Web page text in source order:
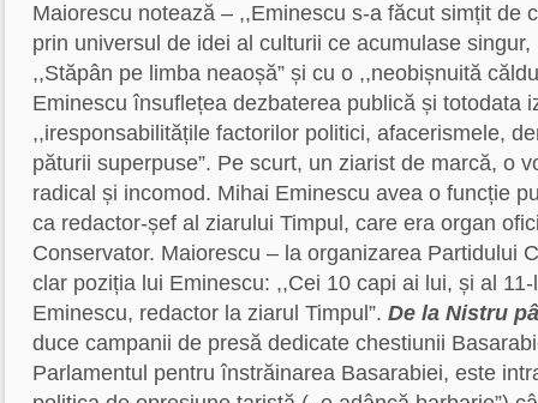
Maiorescu notează – ,,Eminescu s-a făcut simțit de
prin universul de idei al culturii ce acumulase singur,
,,Stăpân pe limba neaoșă” și cu o ,,neobișnuită
Eminescu însuflețea dezbaterea publică și totodata
,,iresponsabilitățile factorilor politici, afacerismele,
păturii superpuse”. Pe scurt, un ziarist de marcă, o
radical și incomod. Mihai Eminescu avea o funcție
ca redactor-șef al ziarului Timpul, care era organ
Conservator. Maiorescu – la organizarea Partidului
clar poziția lui Eminescu: ,,Cei 10 capi ai lui, și al
Eminescu, redactor la ziarul Timpul”. De la Nistru
duce campanii de presă dedicate chestiunii
Parlamentul pentru înstrăinarea Basarabiei, este